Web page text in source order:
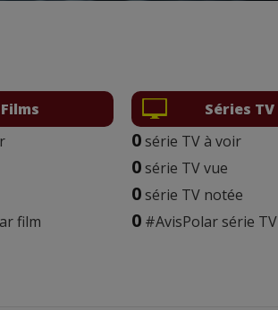
Films
film
Séries TV
0série TV à voir
0série TV vue
0série TV notée
0#AvisPolar série TV